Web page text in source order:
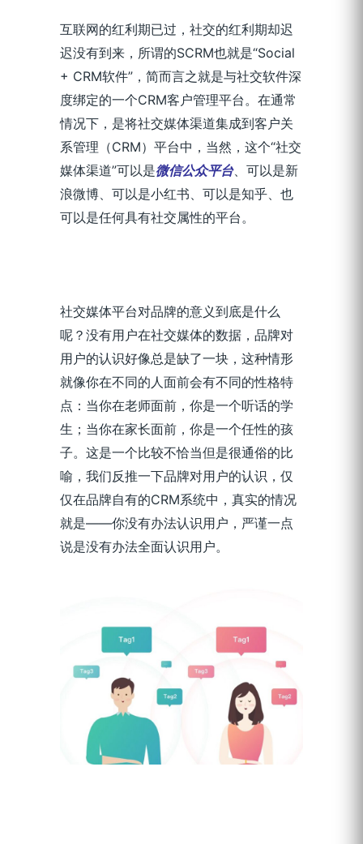
互联网的红利期已过，社交的红利期却迟
迟没有到来，所谓的SCRM也就是“Social
+ CRM软件”，简而言之就是与社交软件深
度绑定的一个CRM客户管理平台。在通常
情况下，是将社交媒体渠道集成到客户关
系管理（CRM）平台中，当然，这个“社交
媒体渠道”可以是微信公众平台、可以是新
浪微博、可以是小红书、可以是知乎、也
可以是任何具有社交属性的平台。
社交媒体平台对品牌的意义到底是什么
呢？没有用户在社交媒体的数据，品牌对
用户的认识好像总是缺了一块，这种情形
就像你在不同的人面前会有不同的性格特
点：当你在老师面前，你是一个听话的学
生；当你在家长面前，你是一个任性的孩
子。这是一个比较不恰当但是很通俗的比
喻，我们反推一下品牌对用户的认识，仅
仅在品牌自有的CRM系统中，真实的情况
就是——你没有办法认识用户，严谨一点
说是没有办法全面认识用户。